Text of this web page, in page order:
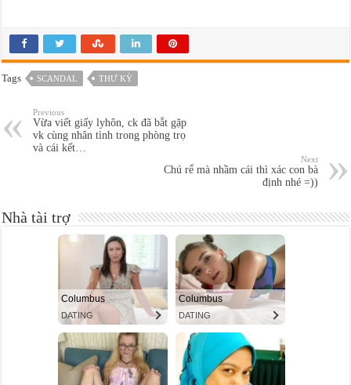
Tags SCANDAL THƯ KỲ
Previous
Vừa viết giấy lyhôn, ck đã bắt gặp
vk cùng nhân tình trong phòng trọ
và cái kết…
Next
Chú rể mà nhầm cái thì xác con bà
định nhé =))
Nhà tài trợ